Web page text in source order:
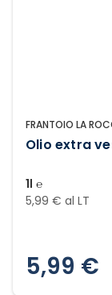
FRANTOIO LA
Olio extra
1l ℮
5,99 € al LT
5,99 €